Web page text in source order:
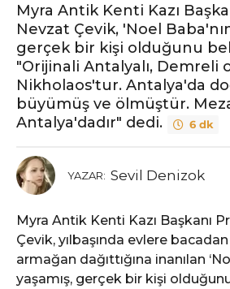
Myra Antik Kenti Kazı
Nevzat Çevik, 'Noel
gerçek bir kişi olduğunu
"Orijinali Antalyalı, Demreli
Nikholaos'tur. Antalya'da
büyümüş ve ölmüştür.
Antalya'dadır" dedi.
6 dk
YAZAR: Sevil Denizok
Myra Antik Kenti Kazı Başkanı
Çevik, yılbaşında evlere
armağan dağıttığına inanılan
yaşamış, gerçek bir kişi